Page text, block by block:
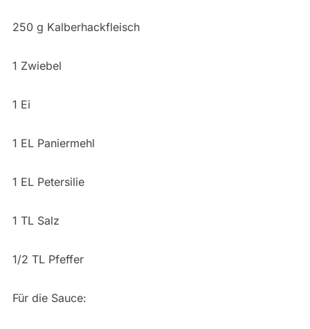
250 g Kalberhackfleisch
1 Zwiebel
1 Ei
1 EL Paniermehl
1 EL Petersilie
1 TL Salz
1/2 TL Pfeffer
Für die Sauce: